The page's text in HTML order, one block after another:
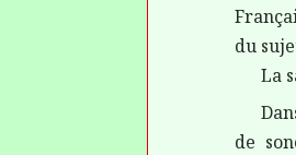
du
La
de